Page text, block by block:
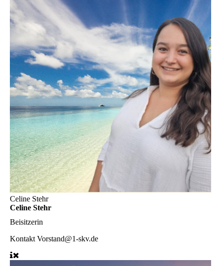
Celine Stehr
Celine Stehr
Beisitzerin
KontaktVorstand@1-skv.de